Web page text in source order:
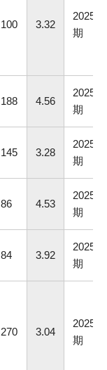
100 3.32
2025.3
期
188 4.56
2025.3
期
145 3.28
2025.3
期
86 4.53
2025.3
期
84 3.92
2025.3
期
270 3.04
2025.3
期